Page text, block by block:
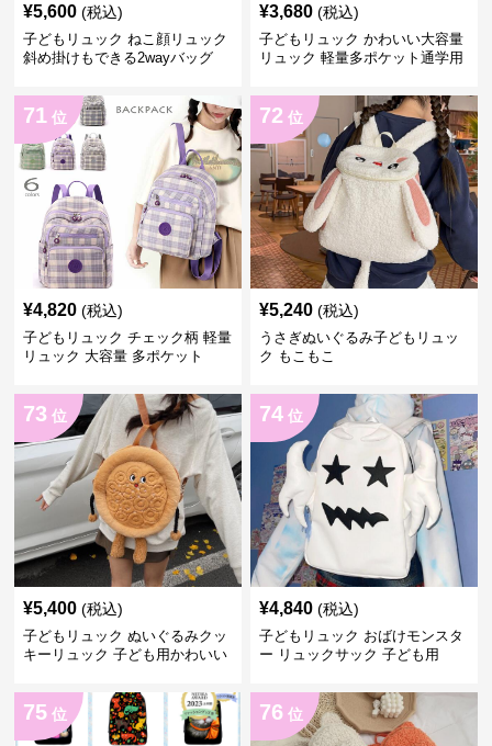
¥5,600 (税込)
子どもリュック ねこ顔リュック
斜め掛けもできる2wayバッグ
¥3,680 (税込)
子どもリュック かわいい大容量
リュック 軽量多ポケット通学用
71 位
¥4,820 (税込)
子どもリュック チェック柄 軽量
リュック 大容量 多ポケット
72 位
¥5,240 (税込)
うさぎぬいぐるみ子どもリュッ
ク もこもこ
73 位
¥5,400 (税込)
子どもリュック ぬいぐるみクッ
キーリュック 子ども用かわいい
74 位
¥4,840 (税込)
子どもリュック おばけモンスタ
ー リュックサック 子ども用
75 位 76 位